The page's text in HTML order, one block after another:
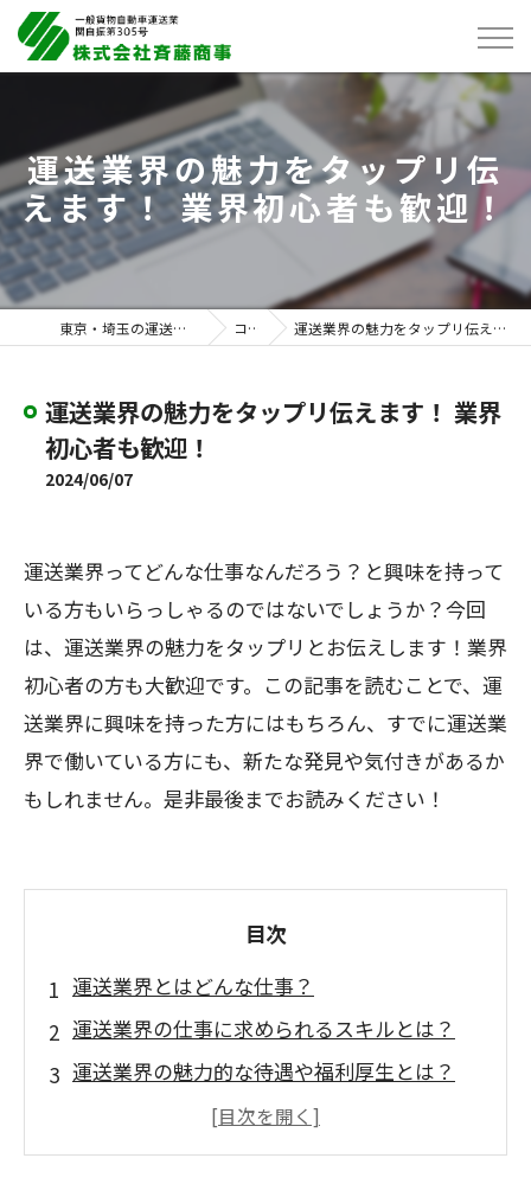
運送業界の魅力をタップリ伝
えます！ 業界初心者も歓迎！
東京・埼玉の運送は株式会社斉藤商事 コラム 運送業界の魅力をタップリ伝えます！ 業界初心者も歓迎！
運送業界の魅力をタップリ伝えます！ 業界
初心者も歓迎！
2024/06/07
運送業界ってどんな仕事なんだろう？と興味を持って
いる方もいらっしゃるのではないでしょうか？今回
は、運送業界の魅力をタップリとお伝えします！業界
初心者の方も大歓迎です。この記事を読むことで、運
送業界に興味を持った方にはもちろん、すでに運送業
界で働いている方にも、新たな発見や気付きがあるか
もしれません。是非最後までお読みください！
目次
運送業界とはどんな仕事？
運送業界の仕事に求められるスキルとは？
運送業界の魅力的な待遇や福利厚生とは？
運送業界で働く人たちの生の声を集めまし
た！